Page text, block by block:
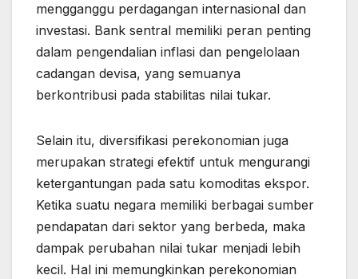
mengganggu perdagangan internasional dan
investasi. Bank sentral memiliki peran penting
dalam pengendalian inflasi dan pengelolaan
cadangan devisa, yang semuanya
berkontribusi pada stabilitas nilai tukar.
Selain itu, diversifikasi perekonomian juga
merupakan strategi efektif untuk mengurangi
ketergantungan pada satu komoditas ekspor.
Ketika suatu negara memiliki berbagai sumber
pendapatan dari sektor yang berbeda, maka
dampak perubahan nilai tukar menjadi lebih
kecil. Hal ini memungkinkan perekonomian